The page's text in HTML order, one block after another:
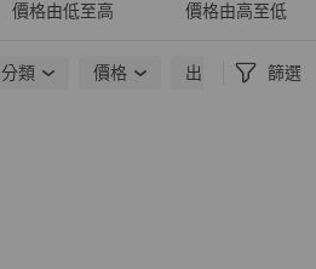
價格由低至高 價格由高至低
分類 價格 出貨地點 篩選